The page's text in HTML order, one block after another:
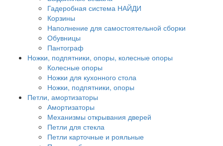
Гадеробная система НАЙДИ
Корзины
Наполнение для самостоятельной сборки
Обувницы
Пантограф
Ножки, подпятники, опоры, колесные опоры
Колесные опоры
Ножки для кухонного стола
Ножки, подпятники, опоры
Петли, амортизаторы
Амортизаторы
Механизмы открывания дверей
Петли для стекла
Петли карточные и рояльные